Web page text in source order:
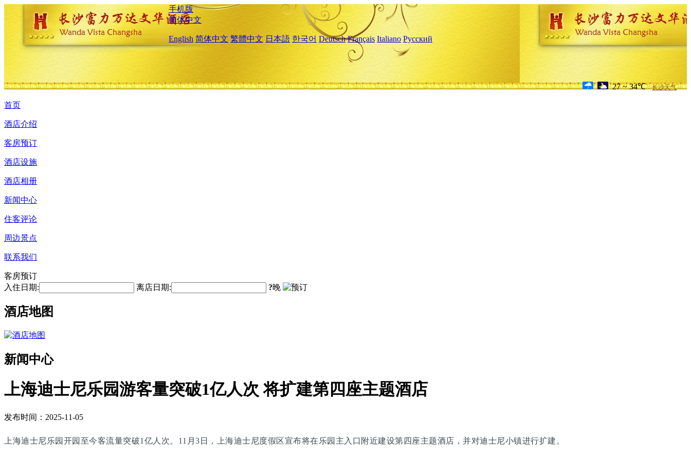
手机版
简体中文
English 简体中文 繁體中文 日本語 한국어 Deutsch Français Italiano Русский
27 ~ 34℃ 长沙天气
首页
酒店介绍
客房预订
酒店设施
酒店相册
新闻中心
住客评论
周边景点
联系我们
客房预订
入住日期:
离店日期: ?晚
酒店地图
新闻中心
上海迪士尼乐园游客量突破1亿人次 将扩建第四座主题酒店
发布时间：2025-11-05
上海迪士尼乐园开园至今客流量突破1亿人次。11月3日，上海迪士尼度假区宣布将在乐园主入口附近建设第四座主题酒店，并对迪士尼小镇进行扩建。